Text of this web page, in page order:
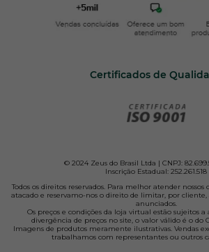
Certificados de
© 2024 Zeus do Brasil Ltda | CNPJ:
Inscrição Estadual: 252.261.518
Todos os direitos reservados. Para melhor atender
atacado e reservamo-nos o direito de limitar, por
anunciados.
Os preços e condições da loja virtual estão sujeitos a
divergência de preços no site, o valor válido é o do
Imagens de produtos meramente ilustrativas. Vendas
trabalhamos com representantes ou outros